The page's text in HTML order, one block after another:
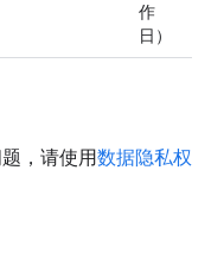
作
日）
，请使用数据隐私权